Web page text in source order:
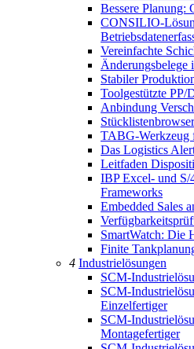
Bessere
CONSILIO-
Vereinfachte
Änderungsbelege
Stabiler
Toolgestützte PP/
Anbindung
TABG-Werkzeug
Das Logistics
Leitfaden
IBP Excel- und
Frameworks
Embedded Sales
SmartWatch: Die
Finite
4 Industrielösungen
SCM-
SCM-
Einzelfertiger
SCM-
Montagefertiger